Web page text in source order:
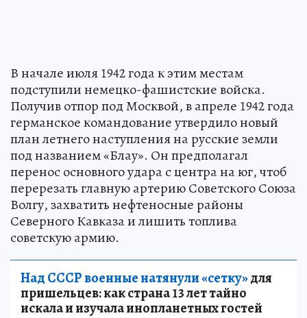
В начале июля 1942 года к этим местам
подступили немецко-фашистские войска.
Получив отпор под Москвой, в апреле 1942 года
германское командование утвердило новый
план летнего наступления на русские земли
под названием «Блау». Он предполагал
перенос основного удара с центра на юг, чтоб
перерезать главную артерию Советского Союза
Волгу, захватить нефтеносные районы
Северного Кавказа и лишить топлива
советскую армию.
Над СССР военные натянули «сетку»для
пришельцев: как страна 13 лет тайно
искала и изучала инопланетных гостей